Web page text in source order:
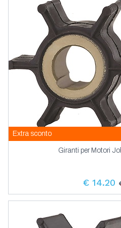
Extra sconto
Giranti per Motori
€ 14.20
Pannelli Tester Pompa